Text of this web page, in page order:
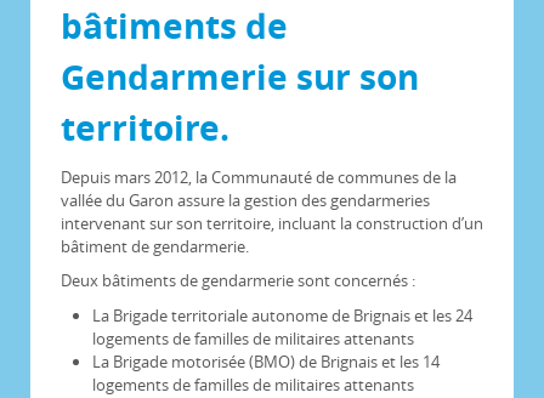
bâtiments de
Gendarmerie sur son
territoire.
Depuis mars 2012, la Communauté de communes de la
vallée du Garon assure la gestion des gendarmeries
intervenant sur son territoire, incluant la construction d’un
bâtiment de gendarmerie.
Deux bâtiments de gendarmerie sont concernés :
La Brigade territoriale autonome de Brignais et les 24
logements de familles de militaires attenants
La Brigade motorisée (BMO) de Brignais et les 14
logements de familles de militaires attenants